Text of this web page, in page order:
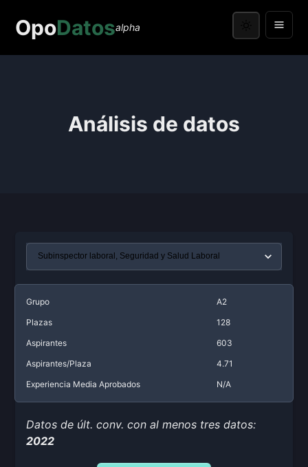
OpoDatosalpha
Análisis de datos
Grupo
A2
Plazas
128
Aspirantes
603
Aspirantes/Plaza
4.71
Experiencia Media Aprobados
N/A
Datos de últ. conv. con al menos tres datos:
2022